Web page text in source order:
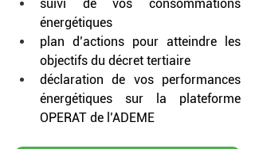
suivi de vos consommations
énergétiques
plan d’actions pour atteindre les
objectifs du décret tertiaire
déclaration de vos performances
énergétiques sur la plateforme
OPERAT de l’ADEME